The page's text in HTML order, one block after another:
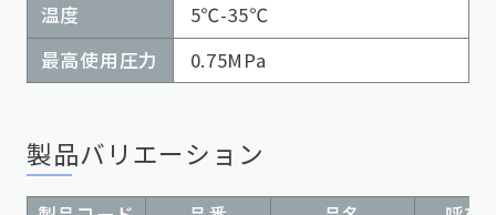
温度
5℃-35℃
最高使用圧力
0.75MPa
製品バリエーション